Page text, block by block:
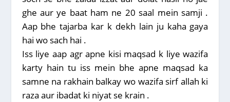
ghe aur ye baat ham ne 20 saal mein samji .
Aap bhe tajarba kar k dekh lain ju kaha gaya
hai wo sach hai .
Iss liye aap agr apne kisi maqsad k liye wazifa
karty hain tu iss mein bhe apne maqsad ka
samne na rakhain balkay wo wazifa sirf allah ki
raza aur ibadat ki niyat se krain .